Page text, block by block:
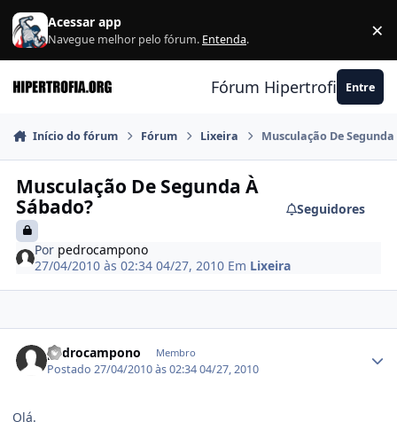
Ir para conteúdo
Acessar app
Navegue melhor pelo fórum. Entenda. ×
Fórum Hipertrofia.org
Entre
Início do fórum Fórum Lixeira Musculação De
Musculação De Segunda À
Sábado?
Seguidores
Por pedrocampono
27/04/2010 às 02:3404/27, 2010 Em Lixeira
pedrocampono Membro
Postado27/04/2010 às 02:3404/27, 2010
Olá.